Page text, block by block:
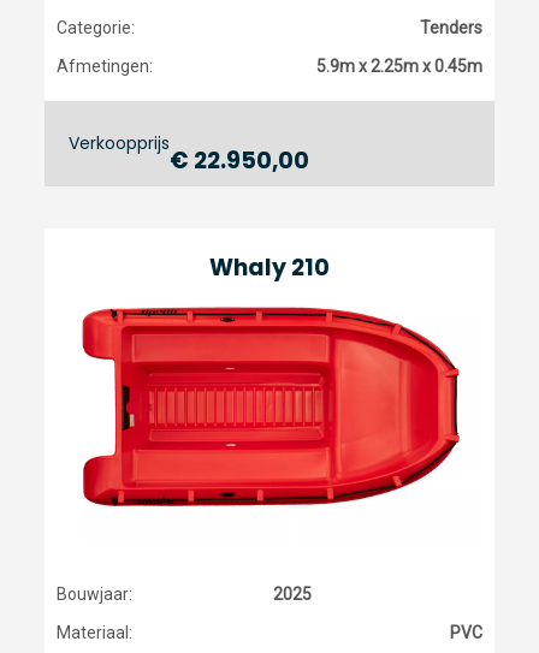
Categorie:
Tenders
Afmetingen:
5.9m x 2.25m x 0.45m
Verkoopprijs
€ 22.950,00
Whaly 210
Bouwjaar:
2025
Materiaal:
PVC